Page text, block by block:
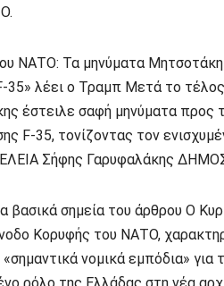
ΝΑΤΟ: Τα μηνύματα
35» λέει ο Τραμπ Μετά το
έστειλε σαφή μηνύματα προς
F-35, τονίζοντας τον
Σήφης Γαρυφαλάκης
σημεία του άρθρου Ο
Κορυφής του ΝΑΤΟ,
«σημαντικά νομικά εμπόδια»